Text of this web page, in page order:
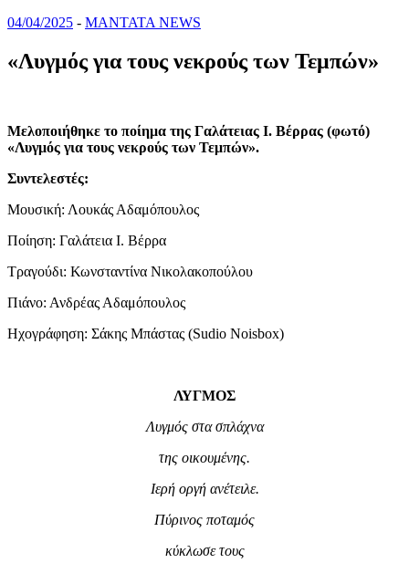
04/04/2025 - MANTATA NEWS
«Λυγμός για τους νεκρούς των Τεμπών»
Μελοποιήθηκε το ποίημα της Γαλάτειας Ι. Βέρρας (φωτό)
«Λυγμός για τους νεκρούς των Τεμπών».
Συντελεστές:
Μουσική: Λουκάς Αδαμόπουλος
Ποίηση: Γαλάτεια Ι. Βέρρα
Τραγούδι: Κωνσταντίνα Νικολακοπούλου
Πιάνο: Ανδρέας Αδαμόπουλος
Ηχογράφηση: Σάκης Μπάστας (Sudio Noisbox)
ΛΥΓΜΟΣ
Λυγμός στα σπλάχνα
της οικουμένης.
Ιερή οργή ανέτειλε.
Πύρινος ποταμός
κύκλωσε τους